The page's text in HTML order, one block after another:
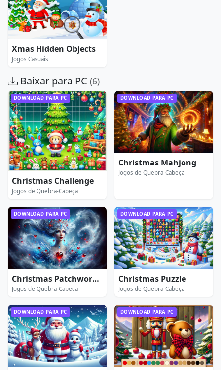
Xmas Hidden Objects
Jogos Casuais
Baixar para PC (6)
DOWNLOAD PARA PC
Christmas Challenge
Jogos de Quebra-Cabeça
DOWNLOAD PARA PC
Christmas Mahjong
Jogos de Quebra-Cabeça
DOWNLOAD PARA PC
Christmas Patchwork: Frozen
Jogos de Quebra-Cabeça
DOWNLOAD PARA PC
Christmas Puzzle
Jogos de Quebra-Cabeça
DOWNLOAD PARA PC DOWNLOAD PARA PC